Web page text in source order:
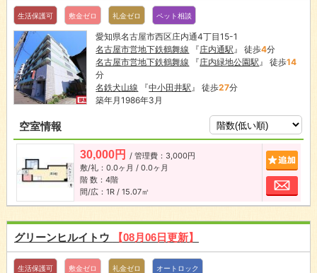
生活保護可 敷金ゼロ 礼金ゼロ ペット相談
愛知県名古屋市西区庄内通4丁目15-1
名古屋市営地下鉄鶴舞線 『庄内通駅』 徒歩4分
名古屋市営地下鉄鶴舞線 『庄内緑地公園駅』 徒歩14
分
名鉄犬山線 『中小田井駅』 徒歩27分
築年月1986年3月
空室情報
30,000円 / 管理費：3,000円
敷/礼：0.0ヶ月 / 0.0ヶ月
階 数：4階
間/広：1R / 15.07㎡
お
グリーンヒルイトウ 【08月06日更新】
生活保護可 敷金ゼロ 礼金ゼロ オートロック